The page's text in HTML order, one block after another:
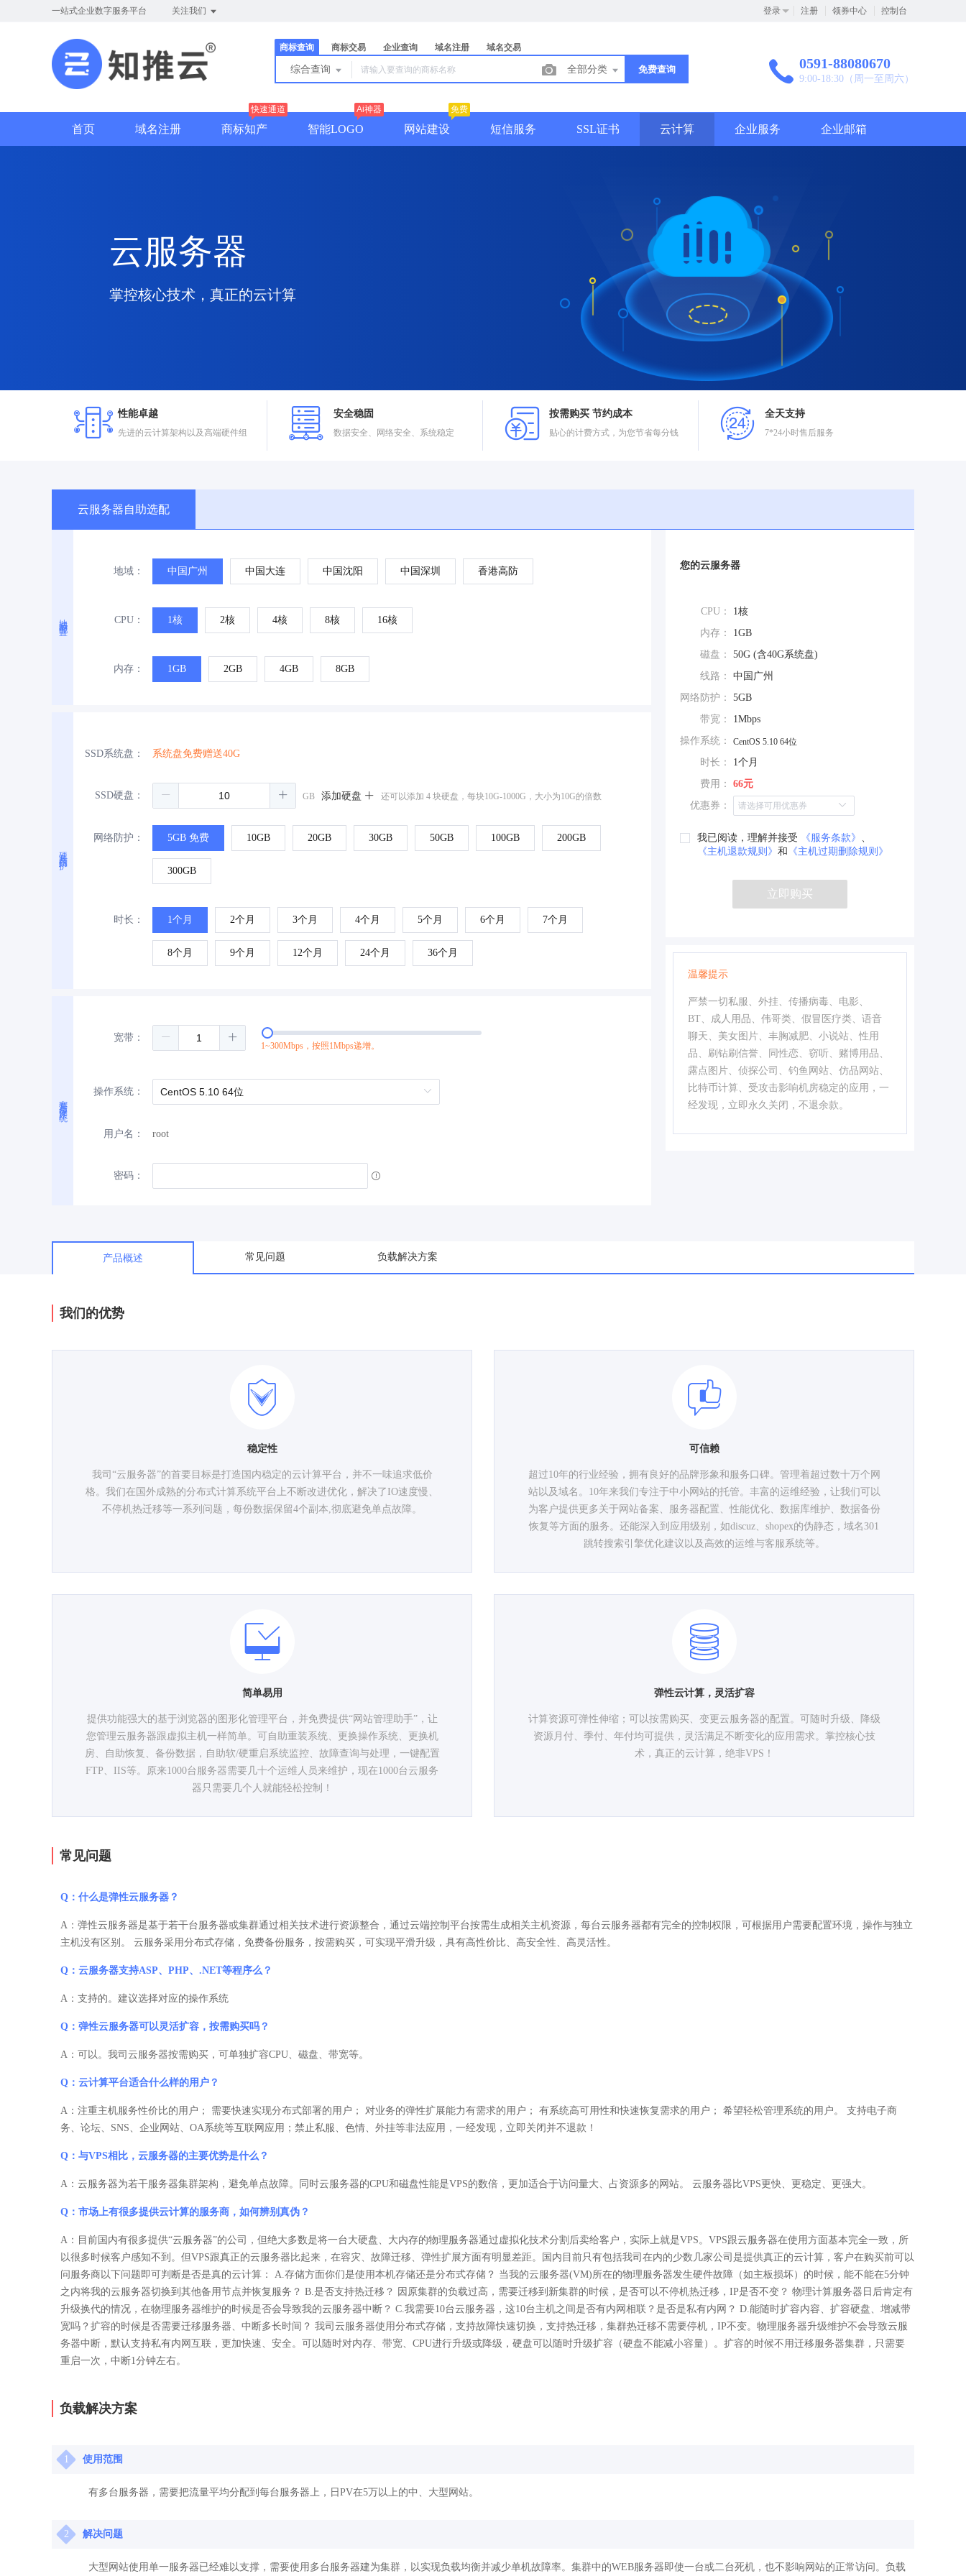
一站式企业数字服务平台 关注我们 登录 注册 领券中心 控制台
商标查询 商标交易 企业查询 域名注册 域名交易
综合查询 全部分类 免费查询 0591-88080670
9:00-18:30（周一至周六）
首页 域名注册 商标知产
快速通道
智能LOGO
Ai神器
网站建设
免费
短信服务 SSL证书 云计算 企业服务 企业邮箱
云服务器
掌控核心技术，真正的云计算
性能卓越
先进的云计算架构以及高端硬件组
安全稳固
数据安全、网络安全、系统稳定
按需购买 节约成本
贴心的计费方式，为您节省每分钱
全天支持
7*24小时售后服务
云服务器自助选配
地域与配置
地域： 中国广州 中国大连 中国沈阳 中国深圳 香港高防
CPU： 1核 2核 4核 8核 16核
内存： 1GB 2GB 4GB 8GB
硬盘与防护
SSD系统盘： 系统盘免费赠送40G
SSD硬盘： GB 添加硬盘 还可以添加 4 块硬盘，每块10G-1000G，大小为10G的倍数
网络防护： 5GB 免费 10GB 20GB 30GB 50GB 100GB 200GB
300GB
时长： 1个月 2个月 3个月 4个月 5个月 6个月 7个月
8个月 9个月 12个月 24个月 36个月
宽带与操作系统
宽带：
1~300Mbps，按照1Mbps递增。
操作系统：
用户名： root
密码：
您的云服务器
CPU：
1核
内存：
1GB
磁盘：
50G (含40G系统盘)
线路：
中国广州
网络防护：
5GB
带宽：
1Mbps
操作系统：
CentOS 5.10 64位
时长：
1个月
费用：
66元
优惠券：
我已阅读，理解并接受 《服务条款》 、
《主机退款规则》 和 《主机过期删除规则》
立即购买
温馨提示
严禁一切私服、外挂、传播病毒、电影、
BT、成人用品、伟哥类、假冒医疗类、语音
聊天、美女图片、丰胸减肥、小说站、性用
品、刷钻刷信誉、同性恋、窃听、赌博用品、
露点图片、侦探公司、钓鱼网站、仿品网站、
比特币计算、受攻击影响机房稳定的应用，一
经发现，立即永久关闭，不退余款。
产品概述 常见问题 负载解决方案
我们的优势
稳定性
我司“云服务器”的首要目标是打造国内稳定的云计算平台，并不一味追求低价
格。我们在国外成熟的分布式计算系统平台上不断改进优化，解决了IO速度慢、
不停机热迁移等一系列问题，每份数据保留4个副本,彻底避免单点故障。
可信赖
超过10年的行业经验，拥有良好的品牌形象和服务口碑。管理着超过数十万个网
站以及域名。10年来我们专注于中小网站的托管。丰富的运维经验，让我们可以
为客户提供更多关于网站备案、服务器配置、性能优化、数据库维护、数据备份
恢复等方面的服务。还能深入到应用级别，如discuz、shopex的伪静态，域名301
跳转搜索引擎优化建议以及高效的运维与客服系统等。
简单易用
提供功能强大的基于浏览器的图形化管理平台，并免费提供“网站管理助手”，让
您管理云服务器跟虚拟主机一样简单。可自助重装系统、更换操作系统、更换机
房、自助恢复、备份数据，自助软/硬重启系统监控、故障查询与处理，一键配置
FTP、IIS等。原来1000台服务器需要几十个运维人员来维护，现在1000台云服务
器只需要几个人就能轻松控制！
弹性云计算，灵活扩容
计算资源可弹性伸缩；可以按需购买、变更云服务器的配置。可随时升级、降级
资源月付、季付、年付均可提供，灵活满足不断变化的应用需求。掌控核心技
术，真正的云计算，绝非VPS！
常见问题
Q：什么是弹性云服务器？
A：弹性云服务器是基于若干台服务器或集群通过相关技术进行资源整合，通过云端控制平台按需生成相关主机资源，每台云服务器都有完全的控制权限，可根据用户需要配置环境，操作与独立
主机没有区别。 云服务采用分布式存储，免费备份服务，按需购买，可实现平滑升级，具有高性价比、高安全性、高灵活性。
Q：云服务器支持ASP、PHP、.NET等程序么？
A：支持的。建议选择对应的操作系统
Q：弹性云服务器可以灵活扩容，按需购买吗？
A：可以。我司云服务器按需购买，可单独扩容CPU、磁盘、带宽等。
Q：云计算平台适合什么样的用户？
A：注重主机服务性价比的用户； 需要快速实现分布式部署的用户； 对业务的弹性扩展能力有需求的用户； 有系统高可用性和快速恢复需求的用户； 希望轻松管理系统的用户。 支持电子商
务、论坛、SNS、企业网站、OA系统等互联网应用；禁止私服、色情、外挂等非法应用，一经发现，立即关闭并不退款！
Q：与VPS相比，云服务器的主要优势是什么？
A：云服务器为若干服务器集群架构，避免单点故障。同时云服务器的CPU和磁盘性能是VPS的数倍，更加适合于访问量大、占资源多的网站。 云服务器比VPS更快、更稳定、更强大。
Q：市场上有很多提供云计算的服务商，如何辨别真伪？
A：目前国内有很多提供“云服务器”的公司，但绝大多数是将一台大硬盘、大内存的物理服务器通过虚拟化技术分割后卖给客户，实际上就是VPS。VPS跟云服务器在使用方面基本完全一致，所
以很多时候客户感知不到。但VPS跟真正的云服务器比起来，在容灾、故障迁移、弹性扩展方面有明显差距。国内目前只有包括我司在内的少数几家公司是提供真正的云计算，客户在购买前可以
问服务商以下问题即可判断是否是真的云计算： A.存储方面你们是使用本机存储还是分布式存储？ 当我的云服务器(VM)所在的物理服务器发生硬件故障（如主板损坏）的时候，能不能在5分钟
之内将我的云服务器切换到其他备用节点并恢复服务？ B.是否支持热迁移？ 因原集群的负载过高，需要迁移到新集群的时候，是否可以不停机热迁移，IP是否不变？ 物理计算服务器日后肯定有
升级换代的情况，在物理服务器维护的时候是否会导致我的云服务器中断？ C.我需要10台云服务器，这10台主机之间是否有内网相联？是否是私有内网？ D.能随时扩容内容、扩容硬盘、增减带
宽吗？扩容的时候是否需要迁移服务器、中断多长时间？ 我司云服务器使用分布式存储，支持故障快速切换，支持热迁移，集群热迁移不需要停机，IP不变。物理服务器升级维护不会导致云服
务器中断，默认支持私有内网互联，更加快速、安全。可以随时对内存、带宽、CPU进行升级或降级，硬盘可以随时升级扩容（硬盘不能减小容量）。扩容的时候不用迁移服务器集群，只需要
重启一次，中断1分钟左右。
负载解决方案
1 使用范围
有多台服务器，需要把流量平均分配到每台服务器上，日PV在5万以上的中、大型网站。
2 解决问题
大型网站使用单一服务器已经难以支撑，需要使用多台服务器建为集群，以实现负载均衡并减少单机故障率。集群中的WEB服务器即使一台或二台死机，也不影响网站的正常访问。负载